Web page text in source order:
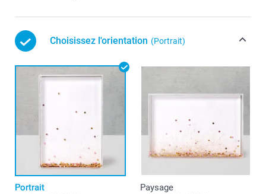
Choisissez l'orientation (Portrait)
Portrait Paysage